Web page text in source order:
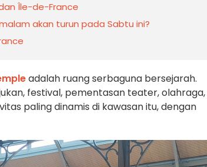
Île-de-France
akan turun pada Sabtu ini?
adalah ruang serbaguna bersejarah.
festival, pementasan teater, olahraga,
paling dinamis di kawasan itu, dengan